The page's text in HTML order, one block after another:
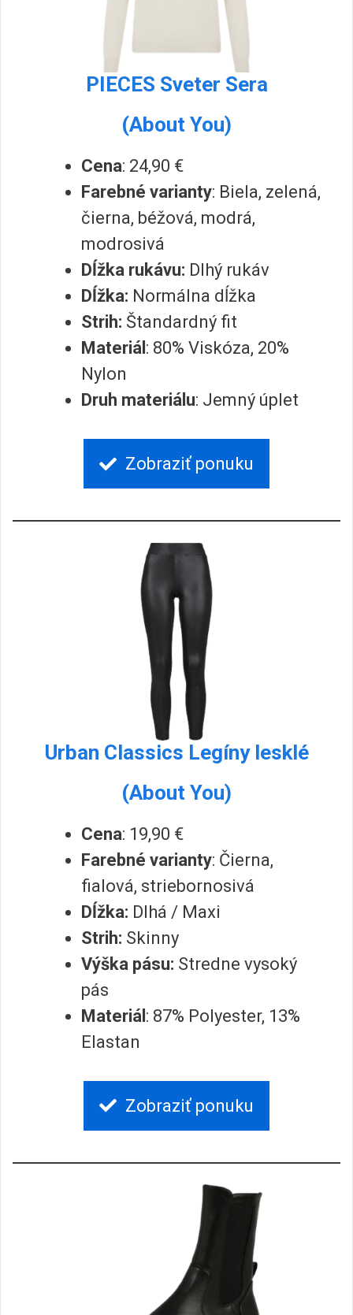
PIECES Sveter Sera
(About You)
Cena: 24,90 €
Farebné varianty: Biela, zelená,
čierna, béžová, modrá,
modrosivá
Dĺžka rukávu: Dlhý rukáv
Dĺžka: Normálna dĺžka
Strih: Štandardný fit
Materiál : 80% Viskóza, 20%
Nylon
Druh materiálu: Jemný úplet
Zobraziť ponuku
Urban Classics Legíny lesklé
(About You)
Cena: 19,90 €
Farebné varianty: Čierna,
fialová, striebornosivá
Dĺžka: Dlhá / Maxi
Strih: Skinny
Výška pásu: Stredne vysoký
pás
Materiál : 87% Polyester, 13%
Elastan
Zobraziť ponuku